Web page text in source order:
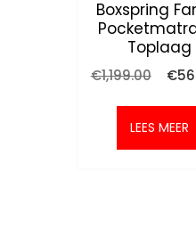
Boxspring
Toplaag
€1,199.00
was:
€
LEES MEER